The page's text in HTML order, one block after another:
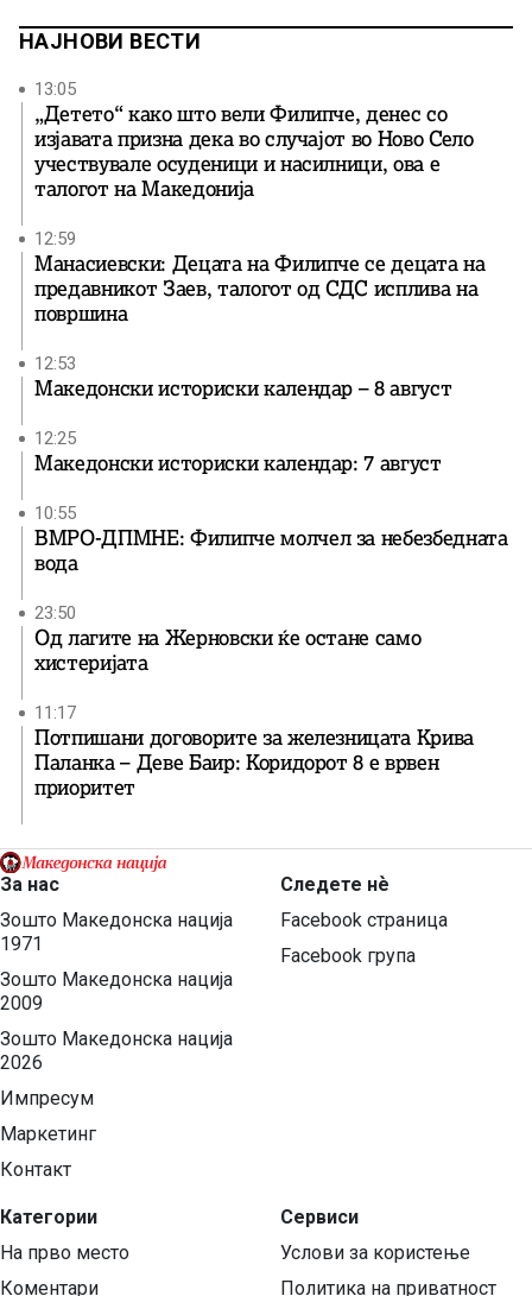
Соединетите […]
НАЈНОВИ ВЕСТИ
13:05
„Детето“ како што вели Филипче, денес со
изјавата призна дека во случајот во Ново Село
учествувале осуденици и насилници, ова е
талогот на Македонија
12:59
Манасиевски: Децата на Филипче се децата на
предавникот Заев, талогот од СДС исплива на
површина
12:53
Македонски историски календар – 8 август
12:25
Македонски историски календар: 7 август
10:55
ВМРО-ДПМНЕ: Филипче молчел за небезбедната
вода
23:50
Од лагите на Жерновски ќе остане само
хистеријата
11:17
Потпишани договорите за железницата Крива
Паланка – Деве Баир: Коридорот 8 е врвен
приоритет
За нас
Зошто Македонска нација
1971
Зошто Македонска нација
2009
Зошто Македонска нација
2026
Импресум
Маркетинг
Контакт
Категории
На прво место
Коментари
Следете нѐ
Facebook страница
Facebook група
Сервиси
Услови за користење
Политика на приватност